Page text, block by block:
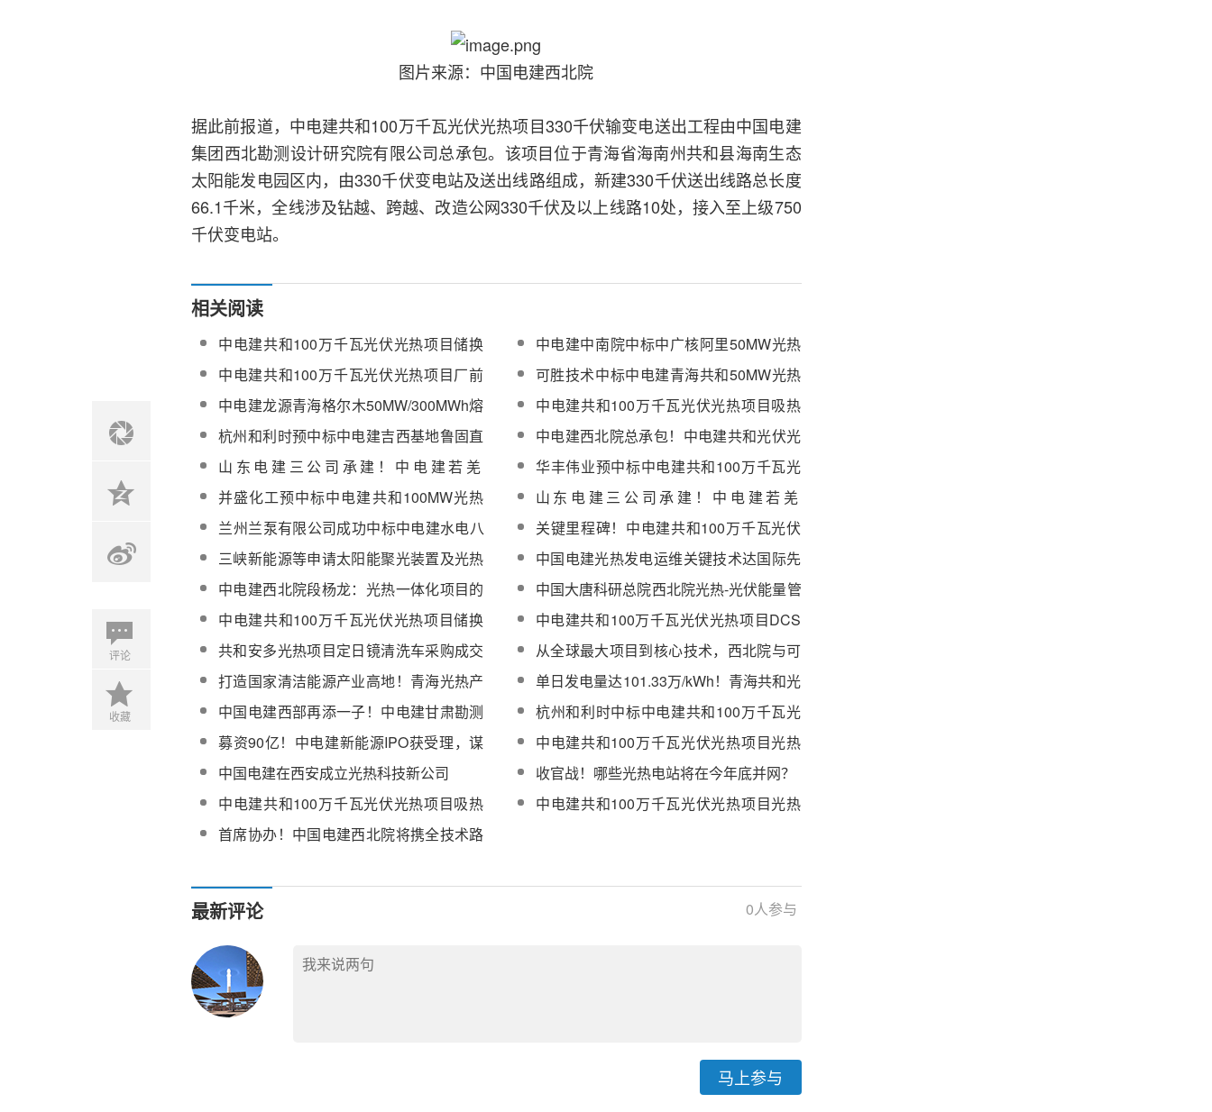
图片来源：中国电建西北院
据此前报道，中电建共和100万千瓦光伏光热项目330千伏输变电送出工程由中国电建
集团西北勘测设计研究院有限公司总承包。该项目位于青海省海南州共和县海南生态
太阳能发电园区内，由330千伏变电站及送出线路组成，新建330千伏送出线路总长度
66.1千米，全线涉及钻越、跨越、改造公网330千伏及以上线路10处，接入至上级750
千伏变电站。
评论
收藏
相关阅读
中电建共和100万千瓦光伏光热项目储换
热热控成套设备采购
中电建中南院中标中广核阿里50MW光热
+林芝450MW风光一体化项目可研技术咨
询
中电建共和100万千瓦光伏光热项目厂前
区建设侧记
可胜技术中标中电建青海共和50MW光热
项目镜场备品备件
中电建龙源青海格尔木50MW/300MWh熔
盐储能工程高低温熔盐储罐和疏盐罐设备
采购
中电建共和100万千瓦光伏光热项目吸热
塔顺利封顶！
杭州和利时预中标中电建吉西基地鲁固直
流100MW光热项目全场控制系统
（DCS）二次采购项目
中电建西北院总承包！中电建共和光伏光
热项目90万千瓦光伏、330千伏变电站成
功并网
山东电建三公司承建！中电建若羌
100MW光热项目定日镜组装突破10万面
华丰伟业预中标中电建共和100万千瓦光
伏光热项目光热项目调试技术服务
并盛化工预中标中电建共和100MW光热
项目预热、化盐及升温服务
山东电建三公司承建！中电建若羌
100MW光热项目熔盐罐本体顺利封顶
​兰州兰泵有限公司成功中标中电建水电八
局青海熔盐储能项目熔盐泵设备采购项
目，助力西部能源革命新突破
关键里程碑！中电建共和100万千瓦光伏
光热项目汽轮机扣盖成功
三峡新能源等申请太阳能聚光装置及光热
发电系统专利，提高太阳能聚光装置的聚
光效率
中国电建光热发电运维关键技术达国际先
进水平科技项目通过双验收
中电建西北院段杨龙：光热一体化项目的
总承包实践
中国大唐科研总院西北院光热-光伏能量管
控算法研究及模型开发服务询比采购
中电建共和100万千瓦光伏光热项目储换
热热控成套设备采购成交公示
中电建共和100万千瓦光伏光热项目DCS
仿真系统设备采购
共和安多光热项目定日镜清洗车采购成交
公告
从全球最大项目到核心技术，西北院与可
胜技术聚焦光热发电合作再升级
打造国家清洁能源产业高地！青海光热产
业为经济高质量发展注入澎湃绿能
单日发电量达101.33万/kWh！青海共和光
热电站单日发电再攀新峰
中国电建西部再添一子！中电建甘肃勘测
设计研究院有限公司在瓜州县揭牌成立
杭州和利时中标中电建共和100万千瓦光
伏光热项目DCS仿真系统设备
募资90亿！中电建新能源IPO获受理，谋
划光热、“新能源+”储能等融合项目
中电建共和100万千瓦光伏光热项目光热
区全站运行、检修维护服务招标
中国电建在西安成立光热科技新公司
收官战！哪些光热电站将在今年底并网？
中电建共和100万千瓦光伏光热项目吸热
器管屏吊装作业顺利完成
中电建共和100万千瓦光伏光热项目光热
首席协办！中国电建西北院将携全技术路
最新评论 0人参与
马上参与